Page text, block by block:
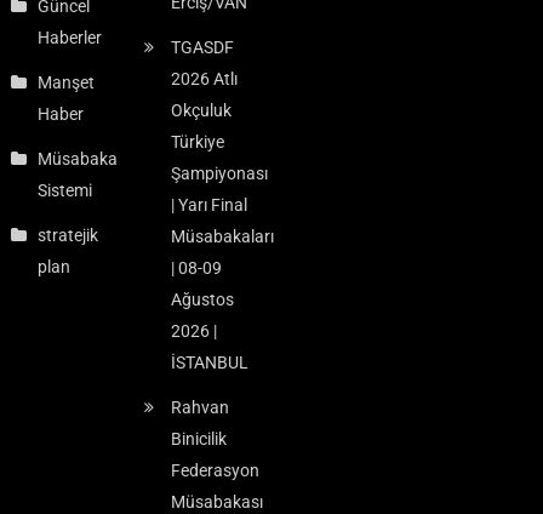
Güncel
Haberler
Manşet
Haber
Müsabaka
Sistemi
stratejik
plan
TGASDF
2026 Atlı
Okçuluk
Türkiye
Şampiyonası
| Yarı Final
Müsabakaları
| 08-09
Ağustos
2026 |
İSTANBUL
Rahvan
Binicilik
Federasyon
Müsabakası